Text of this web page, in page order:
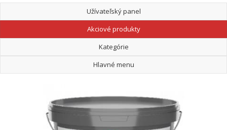
Užívateľský panel
Akciové produkty
Kategórie
Hlavné menu